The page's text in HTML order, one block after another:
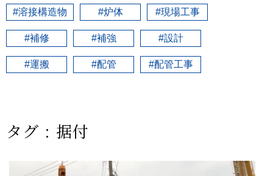
お問い合わせ
#溶接構造物 #炉体 #現場工事
#補修 #補強 #設計
#運搬 #配管 #配管工事
タグ : 据付